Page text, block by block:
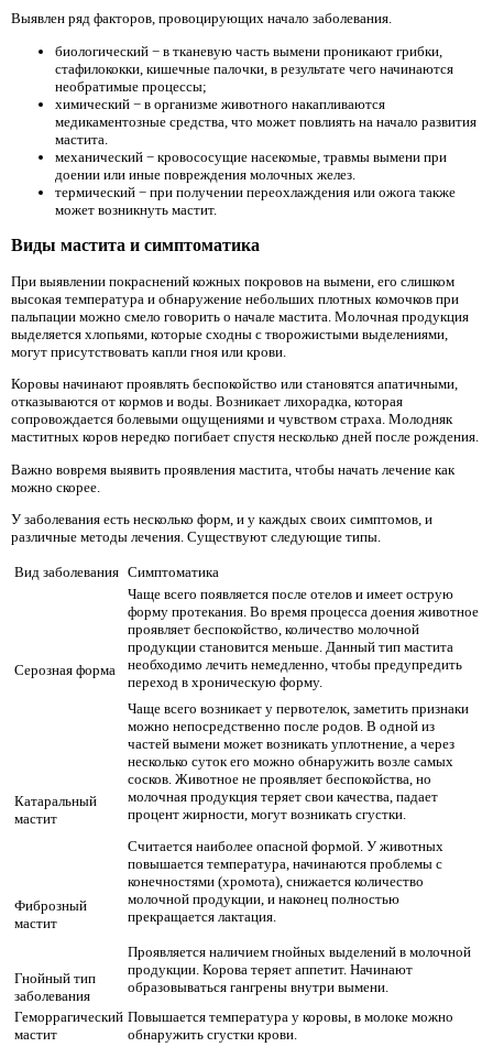
Выявлен ряд факторов, провоцирующих начало заболевания.
биологический − в тканевую часть вымени проникают грибки,
стафилококки, кишечные палочки, в результате чего начинаются
необратимые процессы;
химический − в организме животного накапливаются
медикаментозные средства, что может повлиять на начало развития
мастита.
механический − кровососущие насекомые, травмы вымени при
доении или иные повреждения молочных желез.
термический − при получении переохлаждения или ожога также
может возникнуть мастит.
Виды мастита и симптоматика
При выявлении покраснений кожных покровов на вымени, его слишком
высокая температура и обнаружение небольших плотных комочков при
пальпации можно смело говорить о начале мастита. Молочная продукция
выделяется хлопьями, которые сходны с творожистыми выделениями,
могут присутствовать капли гноя или крови.
Коровы начинают проявлять беспокойство или становятся апатичными,
отказываются от кормов и воды. Возникает лихорадка, которая
сопровождается болевыми ощущениями и чувством страха. Молодняк
маститных коров нередко погибает спустя несколько дней после рождения.
Важно вовремя выявить проявления мастита, чтобы начать лечение как
можно скорее.
У заболевания есть несколько форм, и у каждых своих симптомов, и
различные методы лечения. Существуют следующие типы.
Вид заболевания Симптоматика
Серозная форма
Чаще всего появляется после отелов и имеет острую
форму протекания. Во время процесса доения животное
проявляет беспокойство, количество молочной
продукции становится меньше. Данный тип мастита
необходимо лечить немедленно, чтобы предупредить
переход в хроническую форму.
Катаральный
мастит
Чаще всего возникает у первотелок, заметить признаки
можно непосредственно после родов. В одной из
частей вымени может возникать уплотнение, а через
несколько суток его можно обнаружить возле самых
сосков. Животное не проявляет беспокойства, но
молочная продукция теряет свои качества, падает
процент жирности, могут возникать сгустки.
Фиброзный
мастит
Считается наиболее опасной формой. У животных
повышается температура, начинаются проблемы с
конечностями (хромота), снижается количество
молочной продукции, и наконец полностью
прекращается лактация.
Гнойный тип
заболевания
Проявляется наличием гнойных выделений в молочной
продукции. Корова теряет аппетит. Начинают
образовываться гангрены внутри вымени.
Геморрагический
мастит
Повышается температура у коровы, в молоке можно
обнаружить сгустки крови.